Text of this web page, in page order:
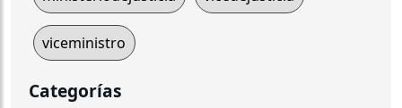
viceministro
Categorías